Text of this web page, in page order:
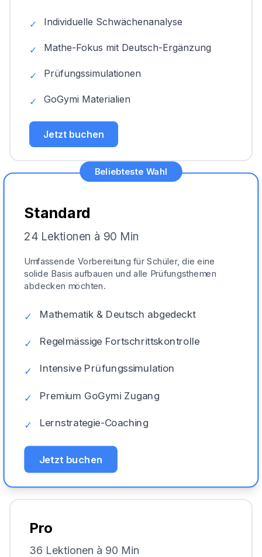
✓ Individuelle Schwächenanalyse
✓ Mathe-Fokus mit Deutsch-Ergänzung
✓ Prüfungssimulationen
✓ GoGymi Materialien
Jetzt buchen
Beliebteste Wahl
Standard
24 Lektionen à 90 Min
Umfassende Vorbereitung für Schüler, die eine
solide Basis aufbauen und alle Prüfungsthemen
abdecken möchten.
✓ Mathematik & Deutsch abgedeckt
✓ Regelmässige Fortschrittskontrolle
✓ Intensive Prüfungssimulation
✓ Premium GoGymi Zugang
✓ Lernstrategie-Coaching
Jetzt buchen
Pro
36 Lektionen à 90 Min